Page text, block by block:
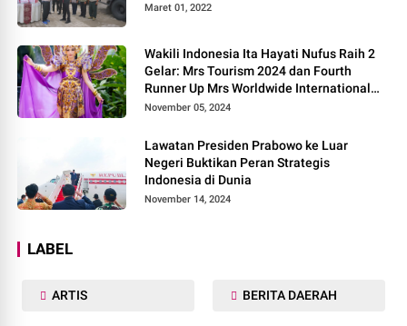
Maret 01, 2022
Wakili Indonesia Ita Hayati Nufus Raih 2
Gelar: Mrs Tourism 2024 dan Fourth
Runner Up Mrs Worldwide International
2024, di Pemilihan Mrs Worldwide 2024
November 05, 2024
Lawatan Presiden Prabowo ke Luar
Negeri Buktikan Peran Strategis
Indonesia di Dunia
November 14, 2024
LABEL
ARTIS BERITA DAERAH